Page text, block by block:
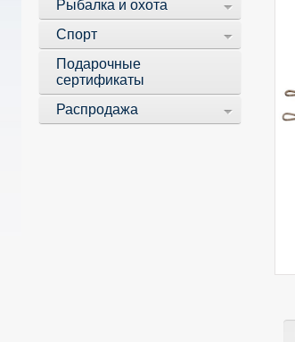
Рыбалка и охота
Спорт
Подарочные
сертификаты
Распродажа